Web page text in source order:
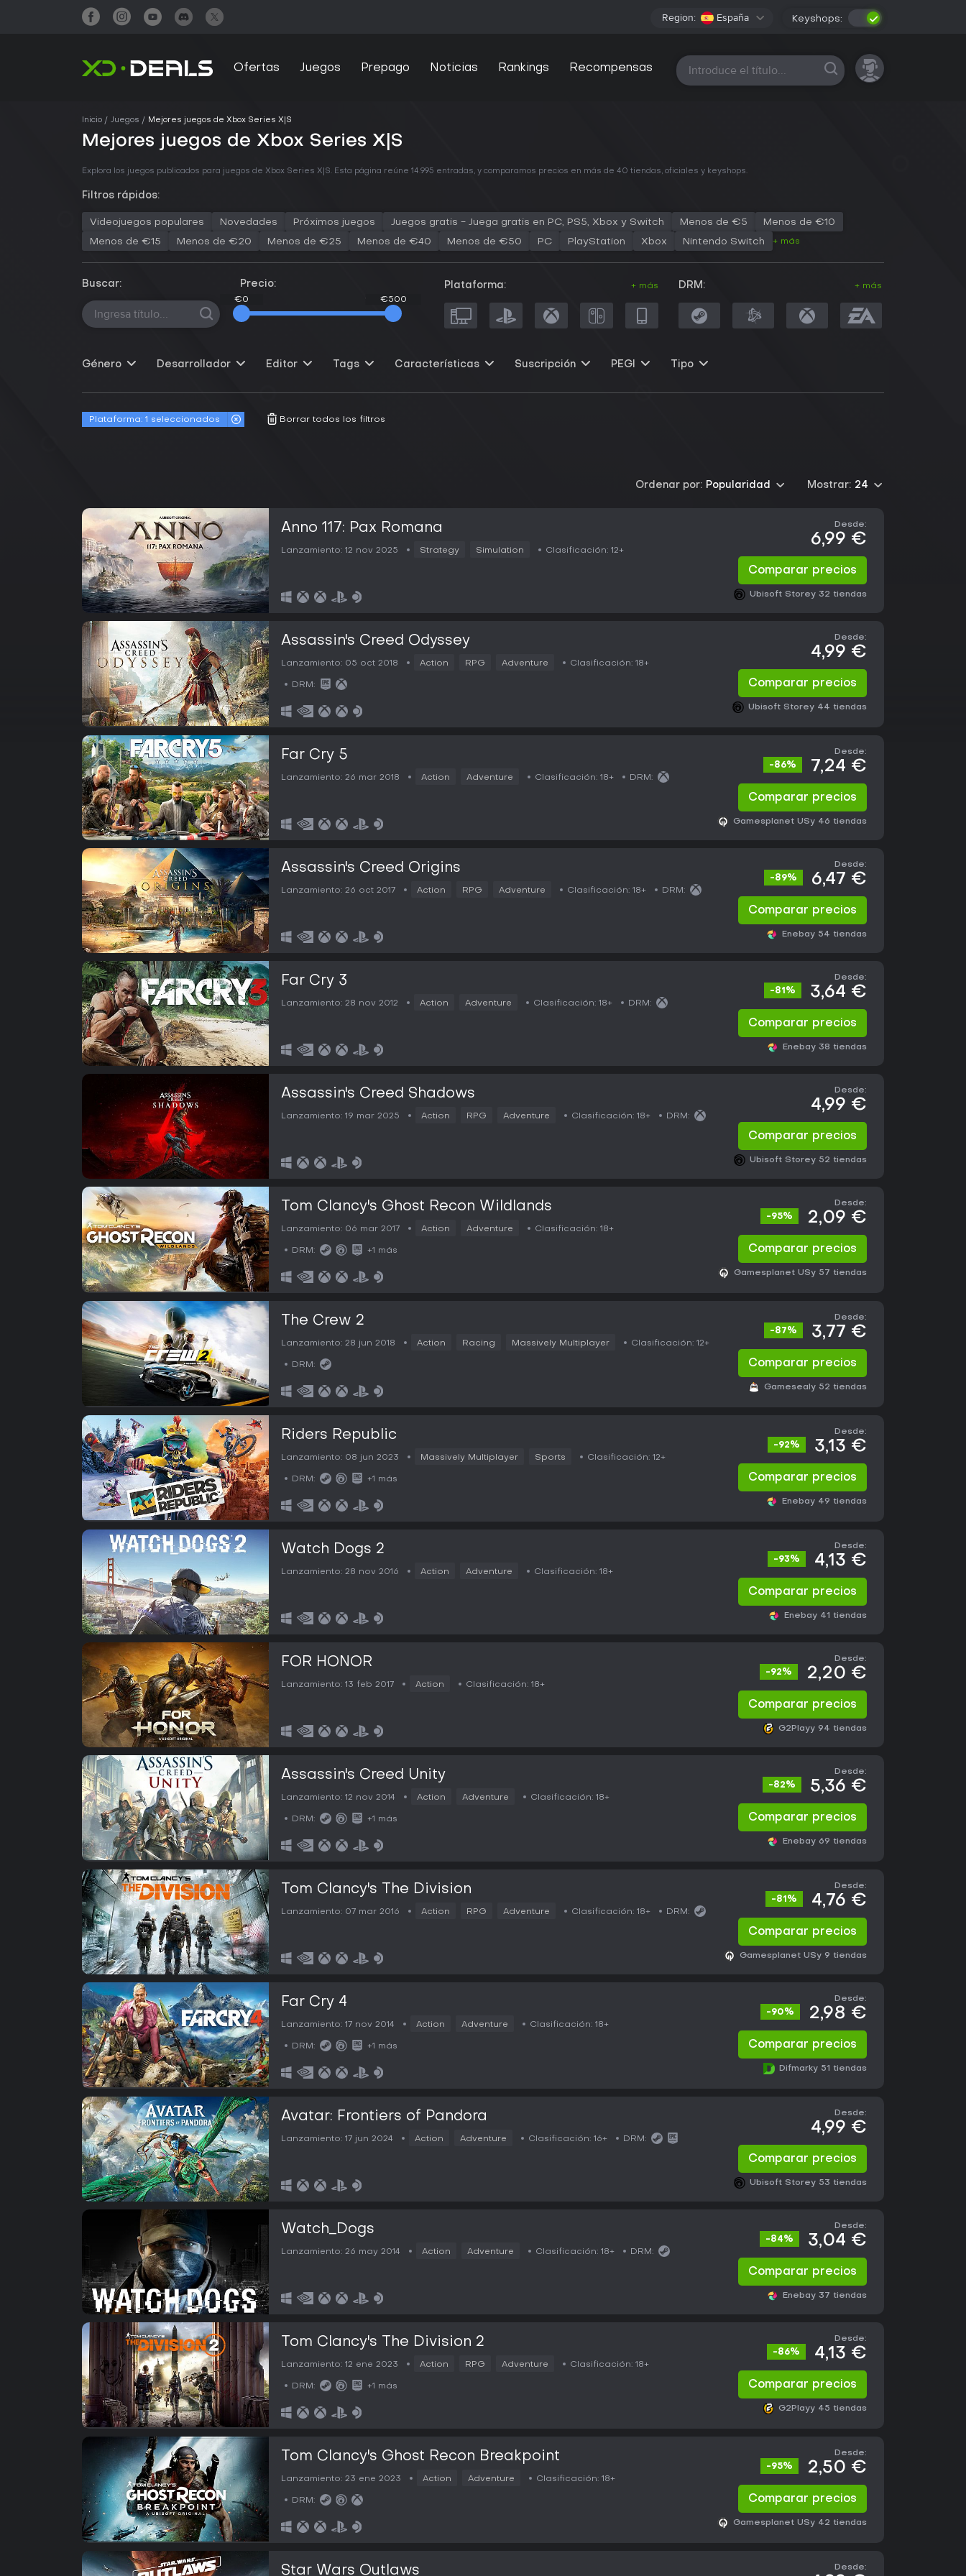
Region: España Keyshops:
Ofertas Juegos Prepago Noticias Rankings Recompensas Todas las plataformas
Inicio Juegos Mejores juegos de Xbox Series X|S
Mejores juegos de Xbox Series X|S
Explora los juegos publicados para juegos de Xbox Series X|S. Esta página reúne 14.995 entradas, y comparamos precios en más de 40 tiendas, oficiales y keyshops.
Filtros rápidos:
Videojuegos populares Novedades Próximos juegos Juegos gratis - Juega gratis en PC, PS5, Xbox y Switch Menos de €5 Menos de €10
Menos de €15 Menos de €20 Menos de €25 Menos de €40 Menos de €50 PC PlayStation Xbox Nintendo Switch + más
Buscar: Precio:
€0
€0 €500
€500
Plataforma: + más DRM: + más
Género Desarrollador Editor Tags Características Suscripción PEGI Tipo
Plataforma: 1 seleccionados Borrar todos los filtros
Ordenar por: Popularidad Mostrar: 24
Anno 117: Pax Romana
Lanzamiento: 12 nov 2025 Strategy Simulation Clasificación: 12+
Desde:
6,99 €
Comparar precios
Ubisoft Storey 32 tiendas
Assassin's Creed Odyssey
Lanzamiento: 05 oct 2018 Action RPG Adventure Clasificación: 18+
DRM:
Desde:
4,99 €
Comparar precios
Ubisoft Storey 44 tiendas
Far Cry 5
Lanzamiento: 26 mar 2018 Action Adventure Clasificación: 18+ DRM:
-86%
Desde:
7,24 €
Comparar precios
Gamesplanet USy 46 tiendas
Assassin's Creed Origins
Lanzamiento: 26 oct 2017 Action RPG Adventure Clasificación: 18+ DRM:
-89%
Desde:
6,47 €
Comparar precios
Enebay 54 tiendas
Far Cry 3
Lanzamiento: 28 nov 2012 Action Adventure Clasificación: 18+ DRM:
-81%
Desde:
3,64 €
Comparar precios
Enebay 38 tiendas
Assassin's Creed Shadows
Lanzamiento: 19 mar 2025 Action RPG Adventure Clasificación: 18+ DRM:
Desde:
4,99 €
Comparar precios
Ubisoft Storey 52 tiendas
Tom Clancy's Ghost Recon Wildlands
Lanzamiento: 06 mar 2017 Action Adventure Clasificación: 18+
DRM: +1 más
-95%
Desde:
2,09 €
Comparar precios
Gamesplanet USy 57 tiendas
The Crew 2
Lanzamiento: 28 jun 2018 Action Racing Massively Multiplayer Clasificación: 12+
DRM:
-87%
Desde:
3,77 €
Comparar precios
Gameseal y 52 tiendas
Riders Republic
Lanzamiento: 08 jun 2023 Massively Multiplayer Sports Clasificación: 12+
DRM: +1 más
-92%
Desde:
3,13 €
Comparar precios
Enebay 49 tiendas
Watch Dogs 2
Lanzamiento: 28 nov 2016 Action Adventure Clasificación: 18+
-93%
Desde:
4,13 €
Comparar precios
Enebay 41 tiendas
FOR HONOR
Lanzamiento: 13 feb 2017 Action Clasificación: 18+
-92%
Desde:
2,20 €
Comparar precios
G2Playy 94 tiendas
Assassin's Creed Unity
Lanzamiento: 12 nov 2014 Action Adventure Clasificación: 18+
DRM: +1 más
-82%
Desde:
5,36 €
Comparar precios
Enebay 69 tiendas
Tom Clancy's The Division
Lanzamiento: 07 mar 2016 Action RPG Adventure Clasificación: 18+ DRM:
-81%
Desde:
4,76 €
Comparar precios
Gamesplanet USy 9 tiendas
Far Cry 4
Lanzamiento: 17 nov 2014 Action Adventure Clasificación: 18+
DRM: +1 más
-90%
Desde:
2,98 €
Comparar precios
Difmarky 51 tiendas
Avatar: Frontiers of Pandora
Lanzamiento: 17 jun 2024 Action Adventure Clasificación: 16+ DRM:
Desde:
4,99 €
Comparar precios
Ubisoft Storey 53 tiendas
Watch_Dogs
Lanzamiento: 26 may 2014 Action Adventure Clasificación: 18+ DRM:
-84%
Desde:
3,04 €
Comparar precios
Enebay 37 tiendas
Tom Clancy's The Division 2
Lanzamiento: 12 ene 2023 Action RPG Adventure Clasificación: 18+
DRM: +1 más
-86%
Desde:
4,13 €
Comparar precios
G2Playy 45 tiendas
Tom Clancy's Ghost Recon Breakpoint
Lanzamiento: 23 ene 2023 Action Adventure Clasificación: 18+
DRM:
-95%
Desde:
2,50 €
Comparar precios
Gamesplanet USy 42 tiendas
Star Wars Outlaws Desde: